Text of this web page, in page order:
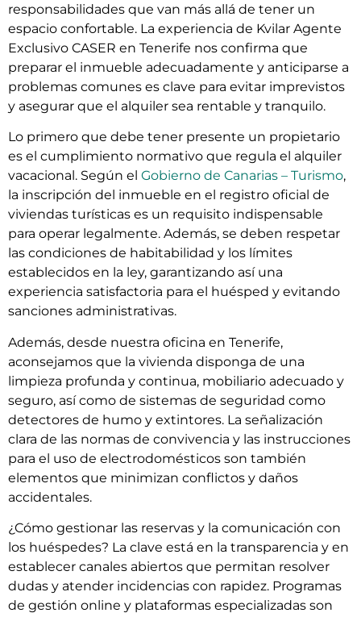
responsabilidades que van más allá de tener un
espacio confortable. La experiencia de Kvilar Agente
Exclusivo CASER en Tenerife nos confirma que
preparar el inmueble adecuadamente y anticiparse a
problemas comunes es clave para evitar imprevistos
y asegurar que el alquiler sea rentable y tranquilo.
Lo primero que debe tener presente un propietario
es el cumplimiento normativo que regula el alquiler
vacacional. Según el Gobierno de Canarias – Turismo,
la inscripción del inmueble en el registro oficial de
viviendas turísticas es un requisito indispensable
para operar legalmente. Además, se deben respetar
las condiciones de habitabilidad y los límites
establecidos en la ley, garantizando así una
experiencia satisfactoria para el huésped y evitando
sanciones administrativas.
Además, desde nuestra oficina en Tenerife,
aconsejamos que la vivienda disponga de una
limpieza profunda y continua, mobiliario adecuado y
seguro, así como de sistemas de seguridad como
detectores de humo y extintores. La señalización
clara de las normas de convivencia y las instrucciones
para el uso de electrodomésticos son también
elementos que minimizan conflictos y daños
accidentales.
¿Cómo gestionar las reservas y la comunicación con
los huéspedes? La clave está en la transparencia y en
establecer canales abiertos que permitan resolver
dudas y atender incidencias con rapidez. Programas
de gestión online y plataformas especializadas son